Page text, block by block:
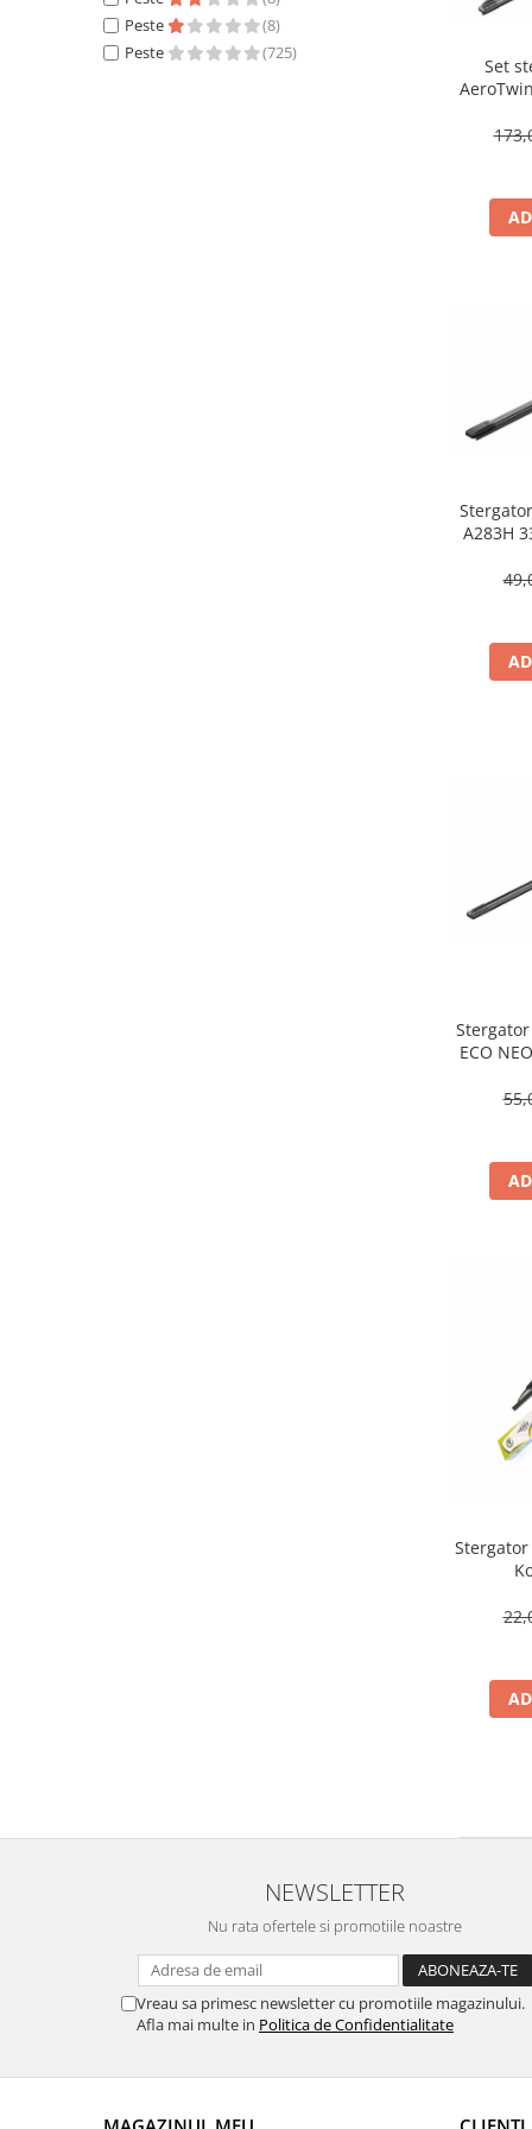
Lichid de frana
Vaselina si spray-uri tehnice moto
Peste
(8)
Peste
(725)
Set
fara
A283H
ECO
Stergator
NEWSLETTER
Nu rata ofertele si promotiile noastre
Vreau sa primesc newsletter cu promotiile magazinului.
Afla mai multe in Politica de Confidentialitate